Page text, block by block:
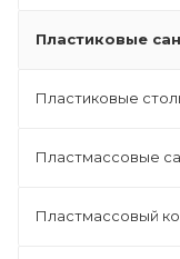
Пластиковые
Пластиковые
Пластмассовые
Пластмассовый